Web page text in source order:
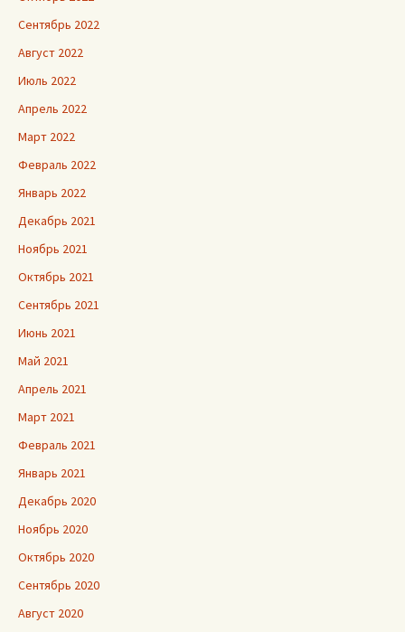
Сентябрь 2022
Август 2022
Июль 2022
Апрель 2022
Март 2022
Февраль 2022
Январь 2022
Декабрь 2021
Ноябрь 2021
Октябрь 2021
Сентябрь 2021
Июнь 2021
Май 2021
Апрель 2021
Март 2021
Февраль 2021
Январь 2021
Декабрь 2020
Ноябрь 2020
Октябрь 2020
Сентябрь 2020
Август 2020